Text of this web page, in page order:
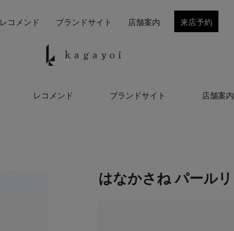
レコメンド ブランドサイト 店舗案内
レコメンド ブランドサイト 店舗案内 来店予約
はなかさね パール